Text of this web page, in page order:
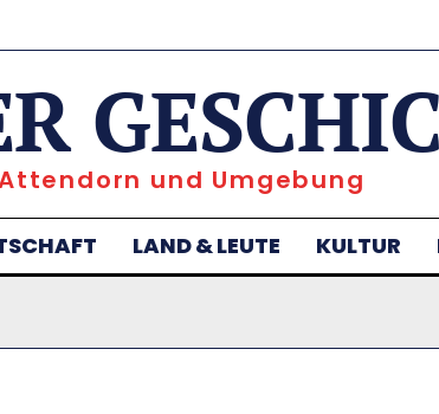
und Umgebung
LAND & LEUTE KULTUR